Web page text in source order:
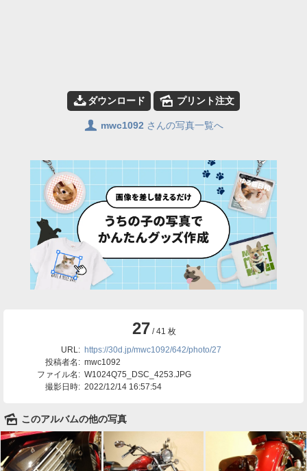
📥ダウンロード 🌄 プリント注文
👤 mwc1092 さんの写真一覧へ
27 / 41 枚
URL: https://30d.jp/mwc1092/642/photo/27
投稿者名: mwc1092
ファイル名: W1024Q75_DSC_4253.JPG
撮影日時: 2022/12/14 16:57:54
🌄 このアルバムの他の写真